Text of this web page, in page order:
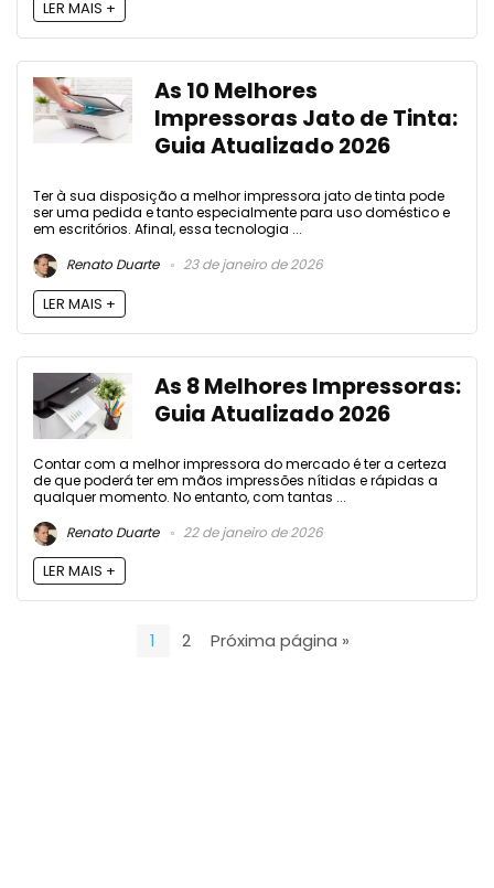
LER MAIS +
As 10 Melhores
Impressoras Jato de Tinta:
Guia Atualizado 2026
Ter à sua disposição a melhor impressora jato de tinta pode
ser uma pedida e tanto especialmente para uso doméstico e
em escritórios. Afinal, essa tecnologia ...
Renato Duarte
23 de janeiro de 2026
LER MAIS +
As 8 Melhores Impressoras:
Guia Atualizado 2026
Contar com a melhor impressora do mercado é ter a certeza
de que poderá ter em mãos impressões nítidas e rápidas a
qualquer momento. No entanto, com tantas ...
Renato Duarte
22 de janeiro de 2026
LER MAIS +
1 2 Próxima página »